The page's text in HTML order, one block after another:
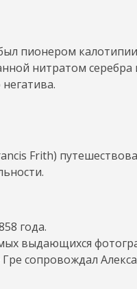
пионером
нитратом
Frith)
года.
выдающихся
сопровождал